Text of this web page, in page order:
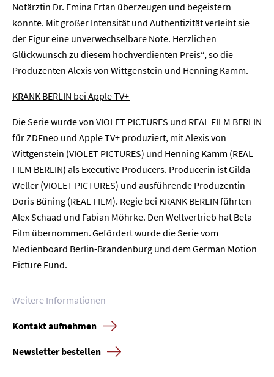
Notärztin Dr. Emina Ertan überzeugen und begeistern
konnte. Mit großer Intensität und Authentizität verleiht sie
der Figur eine unverwechselbare Note. Herzlichen
Glückwunsch zu diesem hochverdienten Preis“, so die
Produzenten Alexis von Wittgenstein und Henning Kamm.
KRANK BERLIN bei Apple TV+
Die Serie wurde von VIOLET PICTURES und REAL FILM BERLIN
für ZDFneo und Apple TV+ produziert, mit Alexis von
Wittgenstein (VIOLET PICTURES) und Henning Kamm (REAL
FILM BERLIN) als Executive Producers. Producerin ist Gilda
Weller (VIOLET PICTURES) und ausführende Produzentin
Doris Büning (REAL FILM). Regie bei KRANK BERLIN führten
Alex Schaad und Fabian Möhrke. Den Weltvertrieb hat Beta
Film übernommen. Gefördert wurde die Serie vom
Medienboard Berlin-Brandenburg und dem German Motion
Picture Fund.
Weitere Informationen
Kontakt aufnehmen
Newsletter bestellen
Home
Unternehmen
Presse